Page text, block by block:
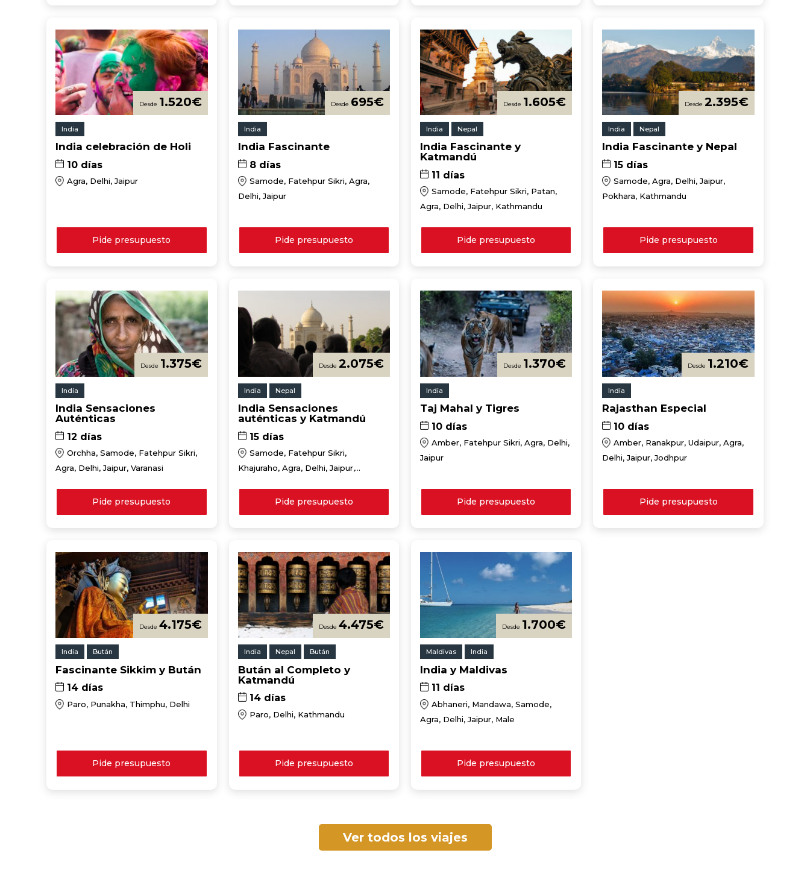
1.520€
India
India celebración de Holi
10 días
Agra, Delhi, Jaipur
Pide presupuesto
695€
India
India Fascinante
8 días
Samode, Fatehpur Sikri, Agra,
Delhi, Jaipur
Pide presupuesto
1.605€
India Nepal
India Fascinante y
Katmandú
11 días
Samode, Fatehpur Sikri, Patan,
Agra, Delhi, Jaipur, Kathmandu
Pide presupuesto
2.395€
India Nepal
India Fascinante y Nepal
15 días
Samode, Agra, Delhi, Jaipur,
Pokhara, Kathmandu
Pide presupuesto
1.375€
India
India Sensaciones
Auténticas
12 días
Orchha, Samode, Fatehpur Sikri,
Agra, Delhi, Jaipur, Varanasi
Pide presupuesto
2.075€
India Nepal
India Sensaciones
auténticas y Katmandú
15 días
Samode, Fatehpur Sikri,
Khajuraho, Agra, Delhi, Jaipur,
Pide presupuesto
1.370€
India
Taj Mahal y Tigres
10 días
Amber, Fatehpur Sikri, Agra, Delhi,
Jaipur
Pide presupuesto
1.210€
India
Rajasthan Especial
10 días
Amber, Ranakpur, Udaipur, Agra,
Delhi, Jaipur, Jodhpur
Pide presupuesto
4.175€
India Bután
Fascinante Sikkim y Bután
14 días
Paro, Punakha, Thimphu, Delhi
Pide presupuesto
4.475€
India Nepal Bután
Bután al Completo y
Katmandú
14 días
Paro, Delhi, Kathmandu
Pide presupuesto
1.700€
Maldivas India
India y Maldivas
11 días
Abhaneri, Mandawa, Samode,
Agra, Delhi, Jaipur, Male
Pide presupuesto
Ver todos los viajes